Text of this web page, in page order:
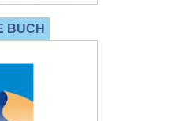
BUCH